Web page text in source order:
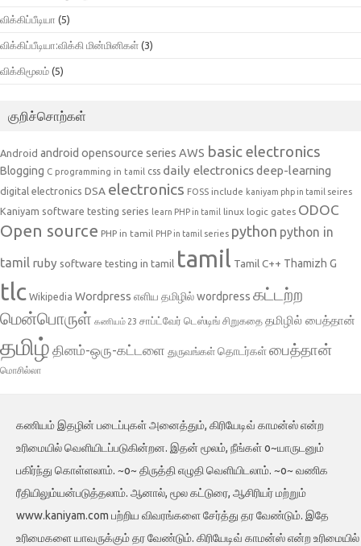
விக்கிப்பீடியா (5)
விக்கிப்பீடியா:விக்கி மின்மினிகள் (3)
விக்கிமூலம் (5)
குறிச்சொற்கள்
Android android opensource series AWS basic electronics
Blogging C programming in tamil css daily electronicsdeep-learning
digital electronics DSA electronics FOSS include kaniyam php in tamil seires
Kaniyam software testing series learn PHP in tamil linux logic gates ODOC
Open source PHP in tamil PHP in tamil series python python in
tamil ruby software testing in tamil tamil Tamil C++ Thamizh G
tlc Wikipedia Wordpress எளிய தமிழில் wordpress கட்டற்ற
மென்பொருள் கணியம் 23 சாப்ட்வேர் டெஸ்டிங் சிறுகதை தமிழில் பைத்தான்
தமிழ் தினம்-ஒரு-கட்டளை துருவங்கள் தொடர்கள்பைத்தான்
மொசில்லா
கணியம் இதழின் படைப்புகள் அனைத்தும், கிரியேடிவ் காமன்ஸ் என்ற
உரிமையில் வெளியிடப்படுகின்றன. இதன் மூலம், நீங்கள் o~யாருடனும்
பகிர்ந்து கொள்ளலாம். ~o~ திருத்தி எழுதி வெளியிடலாம். ~o~ வணிக
ரீதியிலும்யன்படுத்தலாம். ஆனால், மூல கட்டுரை, ஆசிரியர் மற்றும்
www.kaniyam.com பற்றிய விவரங்களை சேர்த்து தர வேண்டும். இதே
உரிமைகளை யாவருக்கும் தர வேண்டும். கிரியேடிவ் காமன்ஸ் என்ற உரிமையில்